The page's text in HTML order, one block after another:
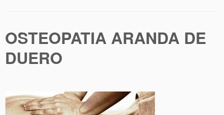
OSTEOPATIA ARANDA DE
DUERO